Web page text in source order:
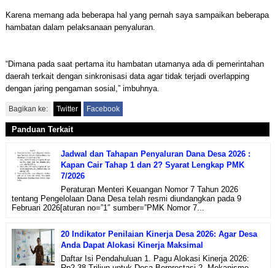
Karena memang ada beberapa hal yang pernah saya sampaikan beberapa
hambatan dalam pelaksanaan penyaluran.
“Dimana pada saat pertama itu hambatan utamanya ada di pemerintahan
daerah terkait dengan sinkronisasi data agar tidak terjadi overlapping
dengan jaring pengaman sosial,” imbuhnya.
Bagikan ke: Twitter Facebook
Panduan Terkait
Jadwal dan Tahapan Penyaluran Dana Desa 2026 :
Kapan Cair Tahap 1 dan 2? Syarat Lengkap PMK
7/2026
Peraturan Menteri Keuangan Nomor 7 Tahun 2026
tentang Pengelolaan Dana Desa telah resmi diundangkan pada 9
Februari 2026[aturan no=”1″ sumber=”PMK Nomor 7...
20 Indikator Penilaian Kinerja Desa 2026: Agar Desa
Anda Dapat Alokasi Kinerja Maksimal
Daftar Isi Pendahuluan 1. Pagu Alokasi Kinerja 2026: